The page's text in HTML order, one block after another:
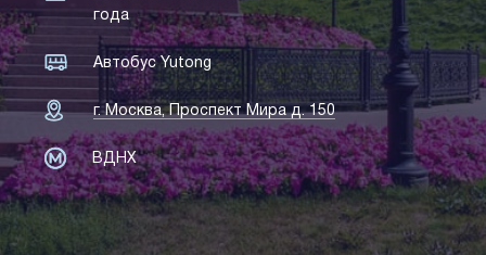
года
Автобус Yutong
г. Москва, Проспект Мира д. 150
ВДНХ